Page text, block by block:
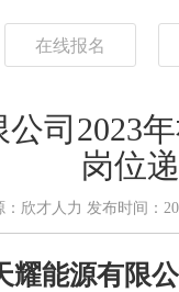
在线报名
司2023
岗位
：欣才人力 发布时间：
耀能源有限公